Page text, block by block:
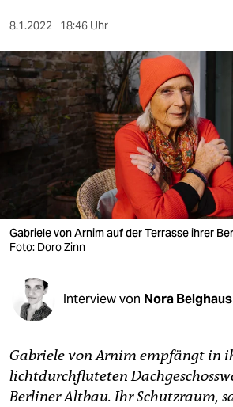
kultur
sport
berlin
nord
wahrheit
verlag
verlag
shop
fragen & hilfe
unterstützen
abo
8.1.2022 18:46 Uhr
Gabriele von Arnim auf der Terrasse ihrer
Foto: Doro Zinn
Interview von Nora Belghaus
Gabriele von Arnim empfängt in
lichtdurchfluteten
Berliner Altbau. Ihr Schutzraum,